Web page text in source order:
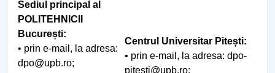
Sediul principal al
POLITEHNICII
București:
• prin e-mail, la adresa:
dpo@upb.ro;
Centrul Universitar Pitești:
• prin e-mail, la adresa: dpo-
pitesti@upb.ro;